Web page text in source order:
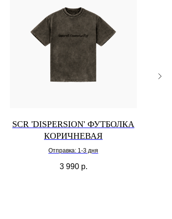
SCR 'DISPERSION' ФУТБОЛКА
КОРИЧНЕВАЯ
Отправка: 1-3 дня
3 990 р.